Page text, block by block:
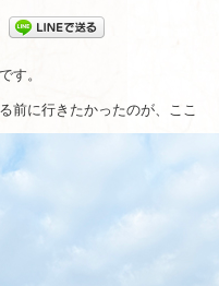
す。
前に行きたかったのが、ここ